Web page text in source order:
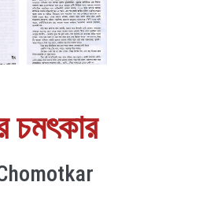
চমৎকার